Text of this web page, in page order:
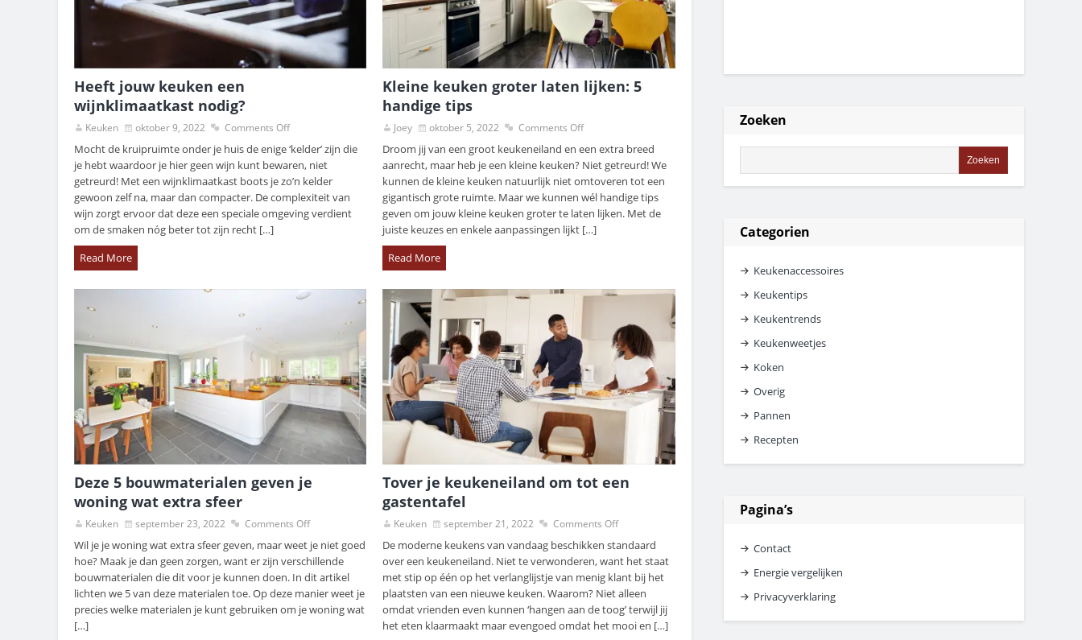
Heeft jouw keuken een
wijnklimaatkast nodig?
Keuken oktober 9, 2022 Comments Off
Mocht de kruipruimte onder je huis de enige ‘kelder’ zijn die
je hebt waardoor je hier geen wijn kunt bewaren, niet
getreurd! Met een wijnklimaatkast boots je zo’n kelder
gewoon zelf na, maar dan compacter. De complexiteit van
wijn zorgt ervoor dat deze een speciale omgeving verdient
om de smaken nóg beter tot zijn recht […]
Read More
Kleine keuken groter laten lijken: 5
handige tips
Joey oktober 5, 2022 Comments Off
Droom jij van een groot keukeneiland en een extra breed
aanrecht, maar heb je een kleine keuken? Niet getreurd! We
kunnen de kleine keuken natuurlijk niet omtoveren tot een
gigantisch grote ruimte. Maar we kunnen wél handige tips
geven om jouw kleine keuken groter te laten lijken. Met de
juiste keuzes en enkele aanpassingen lijkt […]
Read More
Deze 5 bouwmaterialen geven je
woning wat extra sfeer
Keuken september 23, 2022 Comments Off
Wil je je woning wat extra sfeer geven, maar weet je niet goed
hoe? Maak je dan geen zorgen, want er zijn verschillende
bouwmaterialen die dit voor je kunnen doen. In dit artikel
lichten we 5 van deze materialen toe. Op deze manier weet je
precies welke materialen je kunt gebruiken om je woning wat
[…]
Tover je keukeneiland om tot een
gastentafel
Keuken september 21, 2022 Comments Off
De moderne keukens van vandaag beschikken standaard
over een keukeneiland. Niet te verwonderen, want het staat
met stip op één op het verlanglijstje van menig klant bij het
plaatsten van een nieuwe keuken. Waarom? Niet alleen
omdat vrienden even kunnen ‘hangen aan de toog’ terwijl jij
het eten klaarmaakt maar evengoed omdat het mooi en […]
Zoeken
Categorien
Keukenaccessoires
Keukentips
Keukentrends
Keukenweetjes
Koken
Overig
Pannen
Recepten
Pagina’s
Contact
Energie vergelijken
Privacyverklaring